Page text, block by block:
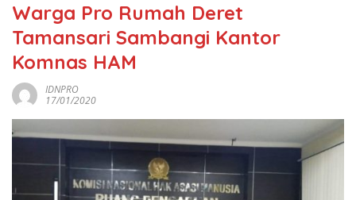
Warga Pro Rumah Deret
Tamansari Sambangi Kantor
Komnas HAM
IDNPRO
17/01/2020